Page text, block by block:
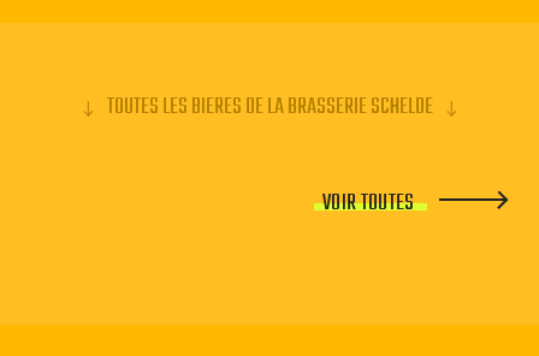
TOUTES LES BIERES DE LA BRASSERIE SCHELDE
VOIR TOUTES